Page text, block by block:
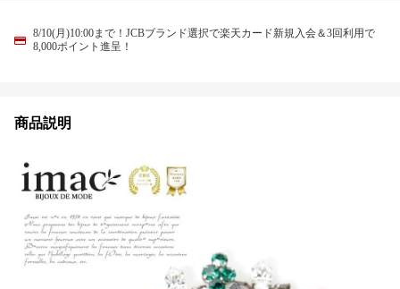
8/10(月)10:00まで！JCBブランド選択で楽天カード新規入会＆3回利用で
8,000ポイント進呈！
商品説明